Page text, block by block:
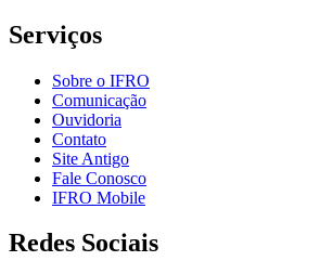
Serviços
Sobre o IFRO
Comunicação
Ouvidoria
Contato
Site Antigo
Fale Conosco
IFRO Mobile
Redes Sociais